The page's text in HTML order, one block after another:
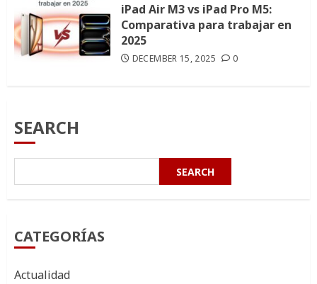
iPad Air M3 vs iPad Pro M5:
Comparativa para trabajar en
2025
DECEMBER 15, 2025 0
SEARCH
SEARCH
CATEGORÍAS
Actualidad